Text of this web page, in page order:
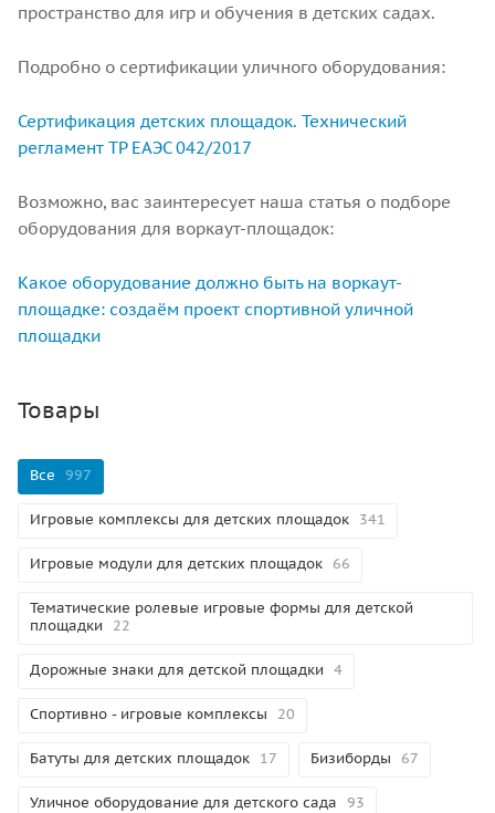
пространство для игр и обучения в детских садах.
Подробно о сертификации уличного оборудования:
Сертификация детских площадок. Технический
регламент ТР ЕАЭС 042/2017
Возможно, вас заинтересует наша статья о подборе
оборудования для воркаут-площадок:
Какое оборудование должно быть на воркаут-
площадке: создаём проект спортивной уличной
площадки
Товары
Все 997
Игровые комплексы для детских площадок 341
Игровые модули для детских площадок 66
Тематические ролевые игровые формы для детской
площадки
22
Дорожные знаки для детской площадки 4
Спортивно - игровые комплексы 20
Батуты для детских площадок 17 Бизиборды 67
Уличное оборудование для детского сада 93